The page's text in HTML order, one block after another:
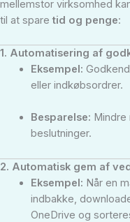
mellemstor virksomhed
til at spare tid og penge:
1. Automatisering af
Eksempel:
eller indkøbsordrer.
Besparelse:
beslutninger.
2. Automatisk gem af
Eksempel: Når en
indbakke,
OneDrive og